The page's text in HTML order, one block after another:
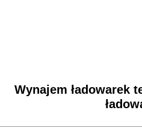
Wynajem ładowarek